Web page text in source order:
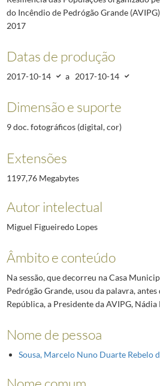
do Incêndio de Pedrógão Grande
2017
Datas de produção
2017-10-14 a 2017-10-14
Dimensão e suporte
9 doc. fotográficos (digital, cor)
Extensões
1197,76 Megabytes
Autor intelectual
Miguel Figueiredo Lopes
Âmbito e conteúdo
Na sessão, que decorreu na Casa
Pedrógão Grande, usou da palavra,
República, a Presidente da AVIPG, Nádia
Nome de pessoa
Sousa, Marcelo Nuno Duarte Rebelo